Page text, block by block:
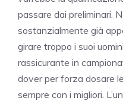
passare dai preliminari.
sostanzialmente già
girare troppo i suoi
rassicurante in
dover per forza dosare
sempre con i migliori.